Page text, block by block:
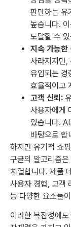
판단하는 유
높습니다.
도달할 수
지속 가능한
사라지지만,
유입되는 경
효율적이고
고객 신뢰:
사용자에게
있습니다.
바탕으로 합
하지만 유기적 쇼
구글의 알고리즘
치열합니다. 제품
사용자 경험, 고객
등 다양한 요소들
이러한 복잡성에